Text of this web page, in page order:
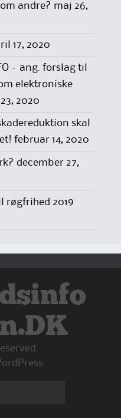
andre? maj 26,
17, 2020
– ang. forslag til
elektroniske
2020
skal
februar 14, 2020
december 27,
røgfrihed 2019